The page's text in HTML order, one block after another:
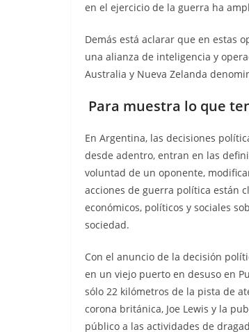
en el ejercicio de la guerra ha
Demás está aclarar que en estas
una alianza de inteligencia y
Australia y Nueva Zelanda
Para muestra lo que
En Argentina, las decisiones
desde adentro, entran en las
voluntad de un oponente,
acciones de guerra política están
económicos, políticos y sociales
sociedad.
Con el anuncio de la decisión
en un viejo puerto en desuso en
sólo 22 kilómetros de la pista de
corona británica, Joe Lewis y la
público a las actividades de